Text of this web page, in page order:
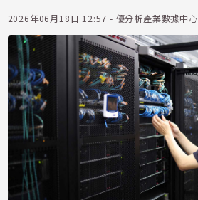
2026年06月18日 12:57 - 優分析產業數據中心